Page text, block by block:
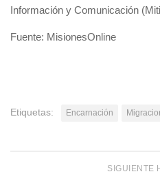
Información y Comunicación
Fuente: MisionesOnline
Etiquetas: Encarnación
SIGUIENTE